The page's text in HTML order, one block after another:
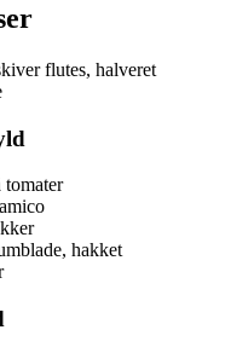
flutes, halveret
tomater
hakket